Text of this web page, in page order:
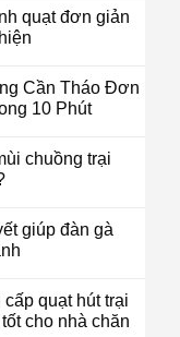
quạt đơn giản
Cần Tháo Đơn
10 Phút
chuồng trại
giúp đàn gà
quạt hút trại
cho nhà chăn